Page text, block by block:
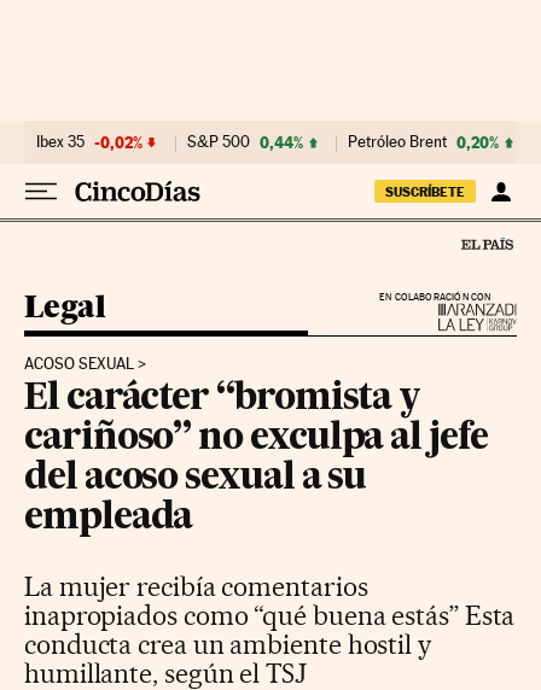
Ibex 35 -0,02% S&P 500 0,44% Petróleo Brent 0,20%
SUSCRÍBETE
EN COLABORACIÓN CON
Legal
ACOSO SEXUAL
El carácter “bromista y
cariñoso” no exculpa al jefe
del acoso sexual a su
empleada
La mujer recibía comentarios
inapropiados como “qué buena estás” Esta
conducta crea un ambiente hostil y
humillante, según el TSJ